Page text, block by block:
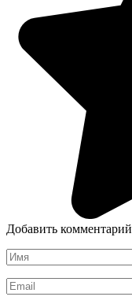
Добавить комментарий
Имя
*
Email
*